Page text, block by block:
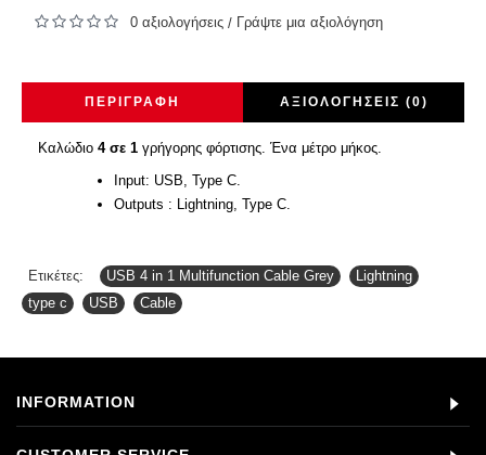
0 αξιολογήσεις / Γράψτε μια αξιολόγηση
ΠΕΡΙΓΡΑΦΉ ΑΞΙΟΛΟΓΉΣΕΙΣ (0)
Καλώδιο 4 σε 1 γρήγορης φόρτισης. Ένα μέτρο μήκος.
Input: USB, Type C.
Outputs : Lightning, Type C.
Ετικέτες: USB 4 in 1 Multifunction Cable Grey Lightning
type c
USB Cable
INFORMATION